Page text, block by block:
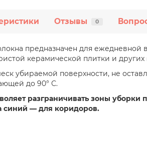
Отзывы 0
предназначен для
керамической плитки и
убираемой поверхности, не
до 90° С.
разграничивать зоны
синий — для коридоров.